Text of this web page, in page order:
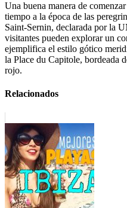
Una buena manera de
tiempo a la época de las
Saint-Sernin, declarada por la
visitantes pueden explorar un
ejemplifica el estilo gótico
la Place du Capitole, bordeada
rojo.
Relacionados